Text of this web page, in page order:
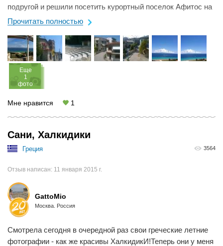
подругой и решили посетить курортный поселок Афитос на
Кассандре (Халкидики) в северной ...
Прочитать полностью
Eще
1
фото
Мне нравится 1
Сани, Халкидики
Греция 3564
Отзыв написан: 11 января 2015 г.
GattoMio
Москва. Россия
Смотрела сегодня в очередной раз свои греческие летние
фотографии - как же красивы ХалкидикИ!Теперь они у меня